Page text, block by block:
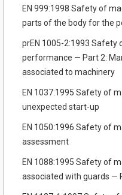
EN 999:1998 Safety of
parts of the body for the
prEN 1005-2:1993 Safety
performance — Part 2:
associated to machinery
EN 1037:1995 Safety of
unexpected start-up
EN 1050:1996 Safety of
assessment
EN 1088:1995 Safety of
associated with guards —